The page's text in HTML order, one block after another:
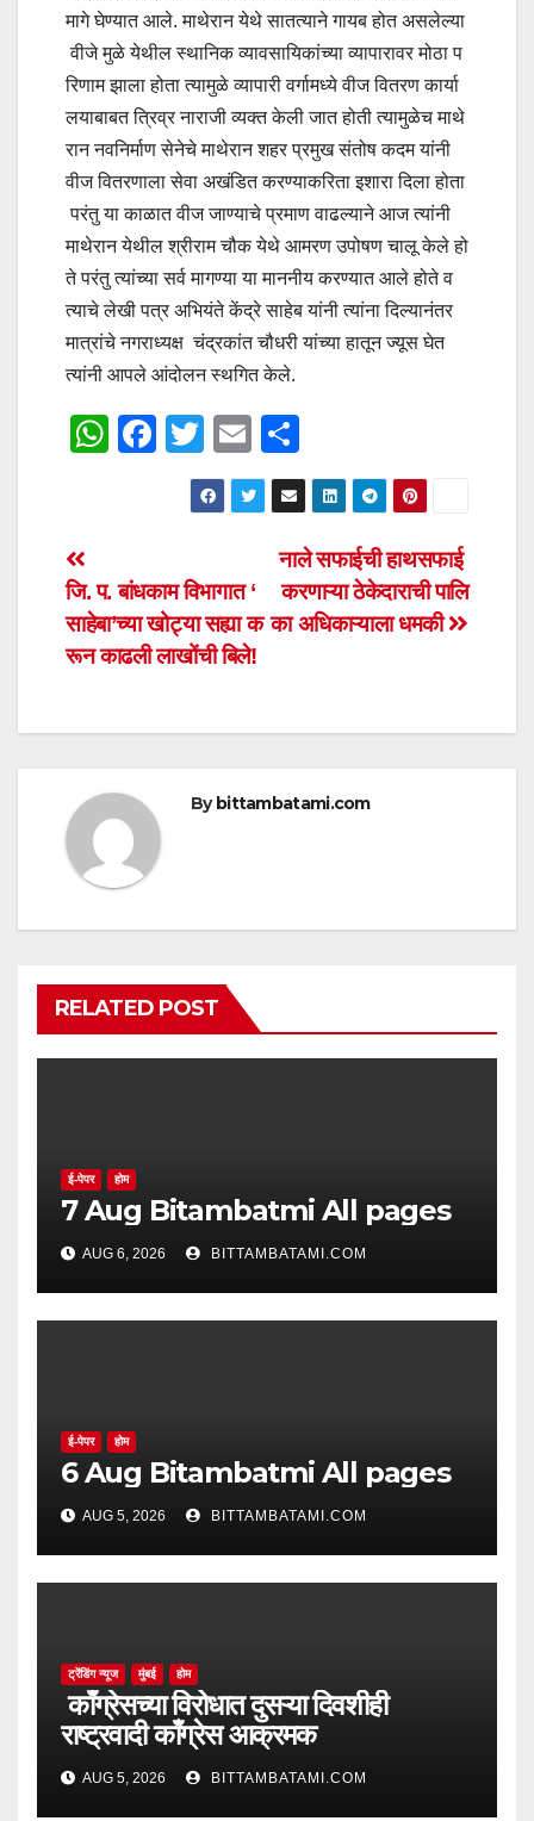
मागे घेण्यात आले. माथेरान येथे सातत्याने गायब होत असलेल्या
वीजे मुळे येथील स्थानिक व्यावसायिकांच्या व्यापारावर मोठा प
रिणाम झाला होता त्यामुळे व्यापारी वर्गामध्ये वीज वितरण कार्या
लयाबाबत त्रिव्र नाराजी व्यक्त केली जात होती त्यामुळेच माथे
रान नवनिर्माण सेनेचे माथेरान शहर प्रमुख संतोष कदम यांनी
वीज वितरणाला सेवा अखंडित करण्याकरिता इशारा दिला होता
परंतु या काळात वीज जाण्याचे प्रमाण वाढल्याने आज त्यांनी
माथेरान येथील श्रीराम चौक येथे आमरण उपोषण चालू केले हो
ते परंतु त्यांच्या सर्व मागण्या या माननीय करण्यात आले होते व
त्याचे लेखी पत्र अभियंते केंद्रे साहेब यांनी त्यांना दिल्यानंतर
मात्रांचे नगराध्यक्ष चंद्रकांत चौधरी यांच्या हातून ज्यूस घेत
त्यांनी आपले आंदोलन स्थगित केले.
W
A
p
p
F
b
o
o
T
wi
tt
E
m
ail
h
ar
e
Post
navigation
नाले सफाईची हाथसफाई
करणाऱ्या ठेकेदाराची पालि
का अधिकाऱ्याला धमकी
जि. प. बांधकाम विभागात ‘
साहेबा’च्या खोट्या सह्या क
रून काढली लाखोंची बिले!
Bybittambatami.com
RELATED POST
ई-पेपर होम
7 Aug Bitambatmi All pages
AUG 6, 2026 BITTAMBATAMI.COM
ई-पेपर होम
6 Aug Bitambatmi All pages
AUG 5, 2026 BITTAMBATAMI.COM
ट्रेंडिंग न्यूज मुंबई होम
काँग्रेसच्या विरोधात दुसऱ्या दिवशीही
राष्ट्रवादी काँग्रेस आक्रमक
AUG 5, 2026 BITTAMBATAMI.COM